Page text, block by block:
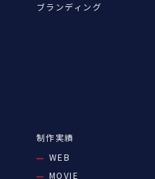
ブランディング
制作実績
WEB
MOVIE